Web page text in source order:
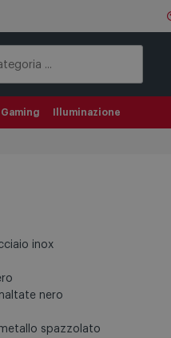
Gaming Illuminazione
inox
nero
spazzolato